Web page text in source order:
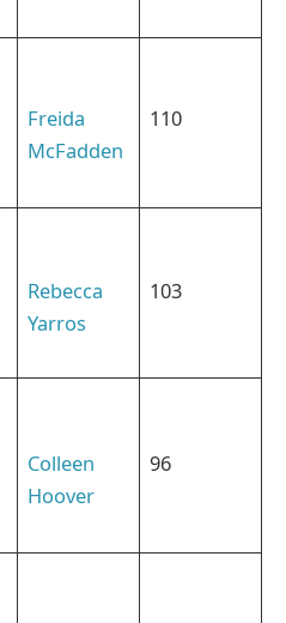
Freida
McFadden
110
Rebecca
Yarros
103
Colleen
Hoover
96